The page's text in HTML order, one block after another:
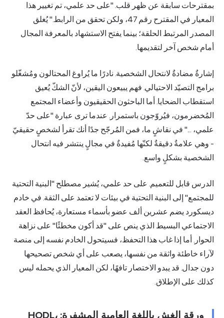
بمقترحات سابقة عن ظهر قلب. "على حد علمي، تم تغيير هذا
المعيار في المقترح رقم 47، ولكن تحقق من الرابط." يُغلق
المصدر المرتبط الحلقة؛ بينما يفتح الاستشهاد بالمعرفة المجال
أمام شخص آخر لتقديمها.
إشارةٌ مضادةٌ لانتحال الشخصية. نادرًا ما يُراوغ المحتالون ومُشغّلو
برامج التصيّد الاحتيالي. فهم يبيعون اليقين، لأنّ الشكّ يُعيق
استقطاب الضحايا. أما الباحثون الحقيقيون وأعضاء المجتمع
المُخضرمون، فيُروّجون باستمرار. عندما ترى عبارة "على حدّ
علمي، ..." في نقاشٍ ما، فمن المُرجّح جدًا أنك تقرأ لشخصٍ حقيقيّ
- وهي علامةٌ دقيقةٌ لكنّها مُفيدةٌ في مجالٍ ينتشر فيه انتحال
الشخصية بشكلٍ واسع.
الدرس قابل للتعميم. على حد علمي، يُشير مصطلح "البنية التحتية
للمجتمع" إلى البنية التحتية في بيئات لا تعتمد على الثقة. في خادم
ديسكورد يضم عشرين ألف عضو بأسماء مستعارة، يُحافظ العقد
الاجتماعي البسيط الذي ينص على "قد أكون مخطئًا" على نزاهة
الحوار. أما إذا غاب هذا التحفظ، فسيتحول الخادم نفسه إلى منصة
لآراء خاطئة واثقة من نفسها، يصعب على أي شخص تصحيحها
دون جدال. قد يبدو الاختصار تافهًا، لكن المعيار الذي يحمله ليس
كذلك على الإطلاق.
ورقة الغش باللغة العامية المشفرة: HODL،